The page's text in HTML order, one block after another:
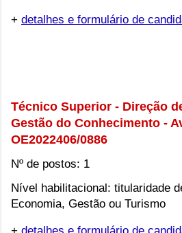
+ detalhes e formulário de
Técnico Superior - Direção
Gestão do Conhecimento -
OE2022406/0886
Nº de postos: 1
Nível habilitacional: titularidade
Economia, Gestão ou Turismo
+ detalhes e formulário de